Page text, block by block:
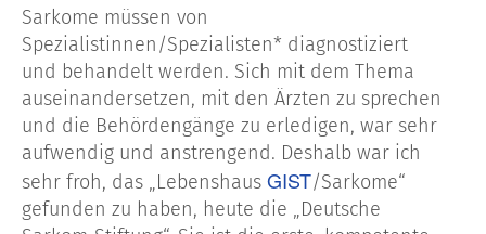
Sarkome müssen von
Spezialistinnen/Spezialisten* diagnostiziert
und behandelt werden. Sich mit dem Thema
auseinandersetzen, mit den Ärzten zu sprechen
und die Behördengänge zu erledigen, war sehr
aufwendig und anstrengend. Deshalb war ich
sehr froh, das „Lebenshaus GIST/Sarkome“
gefunden zu haben, heute die „Deutsche